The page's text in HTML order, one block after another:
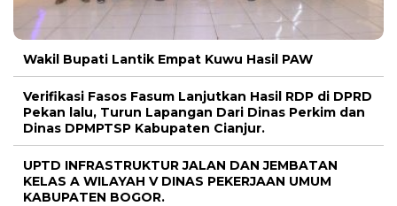
Wakil Bupati Lantik Empat Kuwu Hasil PAW
Verifikasi Fasos Fasum Lanjutkan Hasil RDP di DPRD
Pekan lalu, Turun Lapangan Dari Dinas Perkim dan
Dinas DPMPTSP Kabupaten Cianjur.
UPTD INFRASTRUKTUR JALAN DAN JEMBATAN
KELAS A WILAYAH V DINAS PEKERJAAN UMUM
KABUPATEN BOGOR.